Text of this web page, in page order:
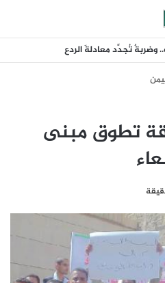
تُجدِّد معادلةَ الردع
تطوق مبنى